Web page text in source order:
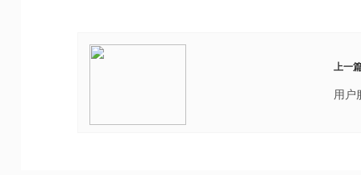
上一
用户